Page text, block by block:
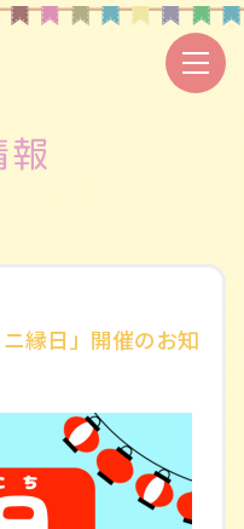
報
縁日」開催のお知